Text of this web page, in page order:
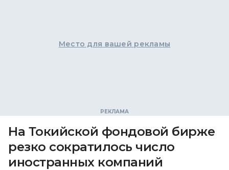
Место для вашей рекламы
На Токийской фондовой бирже
резко сократилось число
иностранных компаний